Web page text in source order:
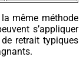
même méthode
s’appliquer
retrait typiques